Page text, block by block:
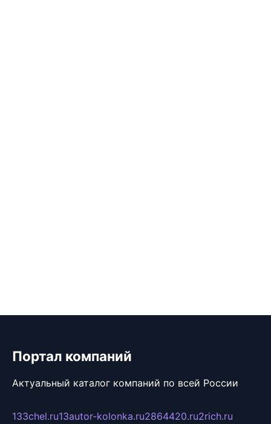
Портал компаний
Актуальный каталог компаний по всей России
133chel.ru13autor-kolonka.ru2864420.ru2rich.ru